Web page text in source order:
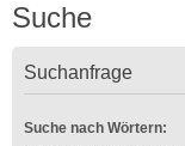
Suche
Suchanfrage
Suche nach Wörtern: